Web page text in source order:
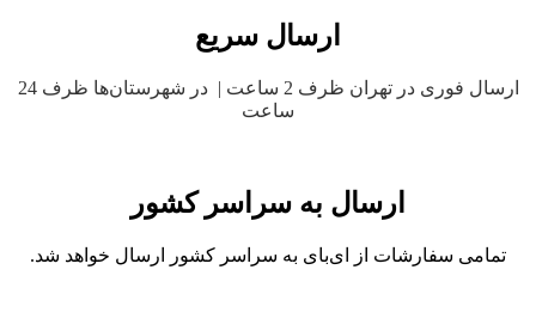
ارسال سریع
ارسال فوری در تهران ظرف 2 ساعت | در شهرستان‌ها ظرف 24
ساعت
ارسال به سراسر کشور
تمامی سفارشات از ای‌بای به سراسر کشور ارسال خواهد شد.